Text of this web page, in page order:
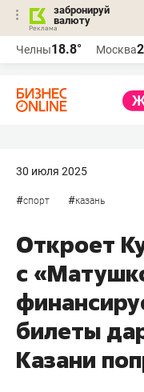
забронируй
валюту
Челны18.8° Москва
30 июля 2025
#спорт #казань
Откроет
с
билеты
Казани